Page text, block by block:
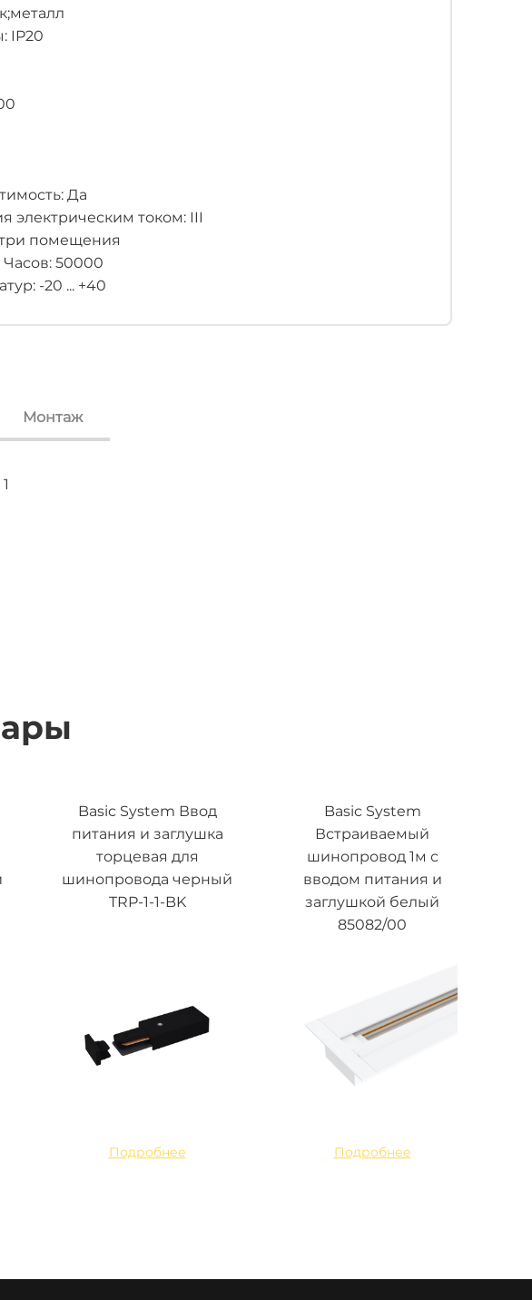
IP20
Да
электрическим током: III
помещения
50000
-20 ... +40
Монтаж
Basic System Ввод
питания и заглушка
торцевая для
шинопровода черный
TRP-1-1-BK
Подробнее
Basic System
Встраиваемый
шинопровод 1м с
вводом питания и
заглушкой белый
85082/00
Подробнее